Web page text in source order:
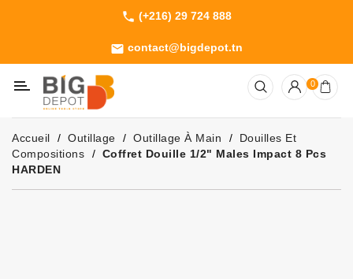
phone (+216) 29 724 888
email contact@bigdepot.tn
Machines
Outillage
Jardinage
Consommables
0
Accueil Outillage Outillage À Main
Douilles Et
Compositions
Coffret Douille 1/2" Males Impact 8 Pcs
HARDEN